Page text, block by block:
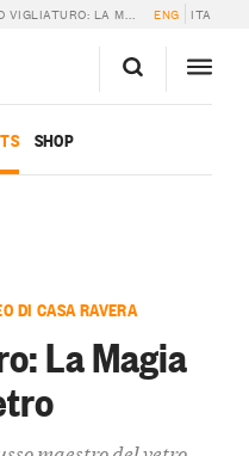
LA MAGIA DEL VETRO ENG ITA
SHOP
DI CASA RAVERA
La Magia